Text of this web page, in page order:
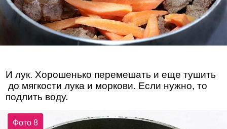
И лук. Хорошенько перемешать и еще тушить
до мягкости лука и моркови. Если нужно, то
подлить воду.
Фото 8